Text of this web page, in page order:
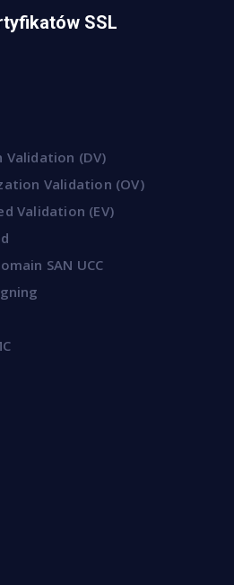
SSL
Validation (DV)
Validation (OV)
Validation (EV)
SAN UCC